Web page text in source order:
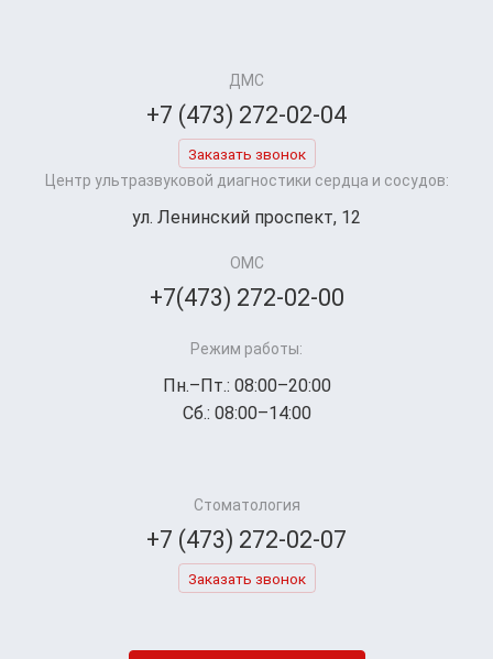
ДМС
+7 (473) 272-02-04
Заказать звонок
Центр ультразвуковой диагностики сердца и сосудов:
ул. Ленинский проспект, 12
ОМС
+7(473) 272-02-00
Режим работы:
Пн.–Пт.: 08:00–20:00
Сб.: 08:00–14:00
Стоматология
+7 (473) 272-02-07
Заказать звонок